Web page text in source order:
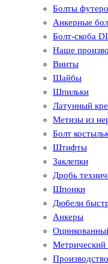
Болты
Анкерные
Болт-скоба
Наше
Винты
Шайбы
Шпильки
Латунный
Метизы из
Болт
Штифты
Заклепки
Дробь
Шпонки
Дюбели
Анкеры
Метрический